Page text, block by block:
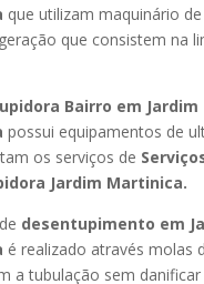
que utilizam maquinário
que consistem na
Bairro em Jardim
possui equipamentos de
os serviços de
Jardim Martinica.
desentupimento em
é realizado através molas
a tubulação sem danificar